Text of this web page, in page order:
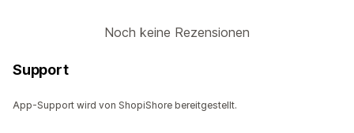
Noch keine Rezensionen
Support
App-Support wird von ShopiShore bereitgestellt.